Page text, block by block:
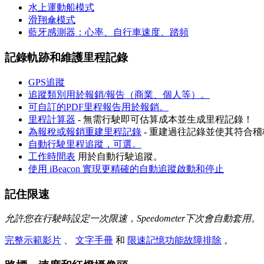
水上運動船模式
滑翔傘模式
藍牙感測器：心率、自行車速度、踏頻
記錄軌跡和維護里程記錄
GPS追蹤
追蹤類別用於報銷/報告（商業、個人等）。
可自訂的PDF里程報告用於報銷。
里程計算器 - 無需行駛即可估算成本並生成里程記錄！
為報稅或報銷重建里程記錄 - 重建過往記錄並使其符合稽
自動行駛里程追蹤，可選。
工作時間表 用於自動行駛追蹤。
使用 iBeacon 實現更精確的自動追蹤啟動和停止
記住限速
允許您在行駛時設定一次限速，Speedometer下次會自動套用。
完整示範影片 文字手冊 和 限速記憶功能故障排除 。